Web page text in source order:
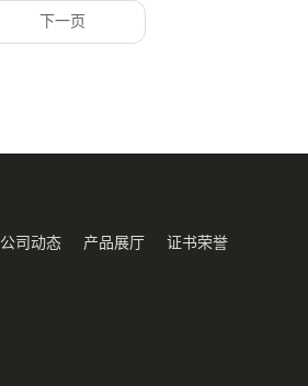
下一页
公司动态 产品展厅 证书荣誉